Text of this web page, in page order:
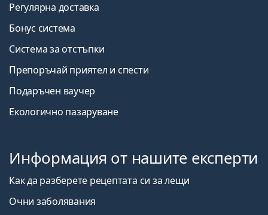
Регулярна доставка
Бонус система
Система за отстъпки
Препоръчай приятел и спести
Подаръчен ваучер
Екологично пазаруване
Информация от нашите експерти
Как да разберете рецептата си за лещи
Очни заболявания